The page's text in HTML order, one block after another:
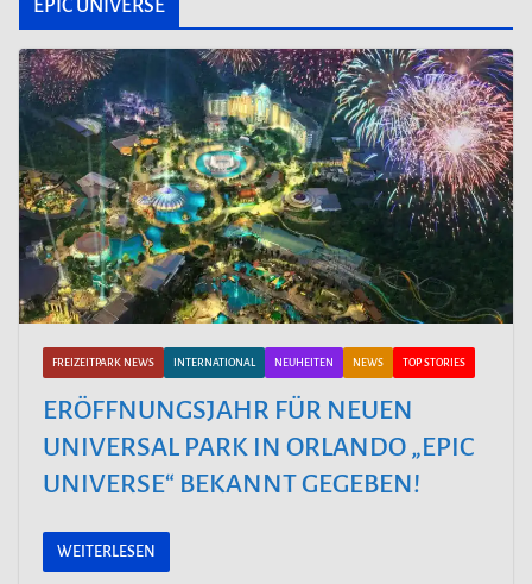
EPIC UNIVERSE
FREIZEITPARK NEWS INTERNATIONAL NEUHEITEN NEWS TOP STORIES
ERÖFFNUNGSJAHR FÜR NEUEN
UNIVERSAL PARK IN ORLANDO „EPIC
UNIVERSE“ BEKANNT GEGEBEN!
WEITERLESEN